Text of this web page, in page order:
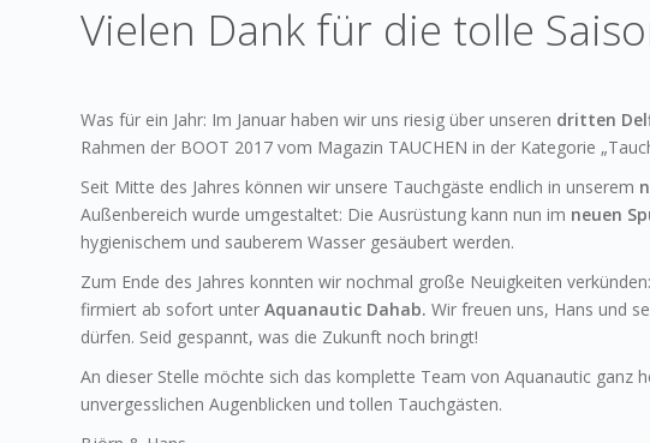
Vielen Dank für die tolle
Was für ein Jahr: Im Januar haben wir uns riesig über unseren dritten
Rahmen der BOOT 2017 vom Magazin TAUCHEN in der Kategorie
Seit Mitte des Jahres können wir unsere Tauchgäste endlich in unserem
Außenbereich wurde umgestaltet: Die Ausrüstung kann nun im neuen
hygienischem und sauberem Wasser gesäubert werden.
Zum Ende des Jahres konnten wir nochmal große Neuigkeiten
firmiert ab sofort unter Aquanautic Dahab. Wir freuen uns, Hans und
dürfen. Seid gespannt, was die Zukunft noch bringt!
An dieser Stelle möchte sich das komplette Team von Aquanautic ganz
unvergesslichen Augenblicken und tollen Tauchgästen.